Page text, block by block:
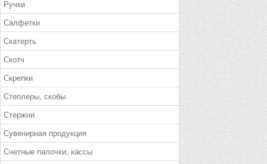
Ручки
Салфетки
Скатерть
Скотч
Скрепки
Степлеры, скобы
Стержни
Сувенирная продукция
Счетные палочки, кассы